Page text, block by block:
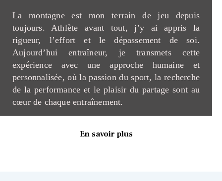
La montagne est mon terrain de jeu depuis
toujours. Athlète avant tout, j’y ai appris la
rigueur, l’effort et le dépassement de soi.
Aujourd’hui entraîneur, je transmets cette
expérience avec une approche humaine et
personnalisée, où la passion du sport, la recherche
de la performance et le plaisir du partage sont au
cœur de chaque entraînement.
En savoir plus